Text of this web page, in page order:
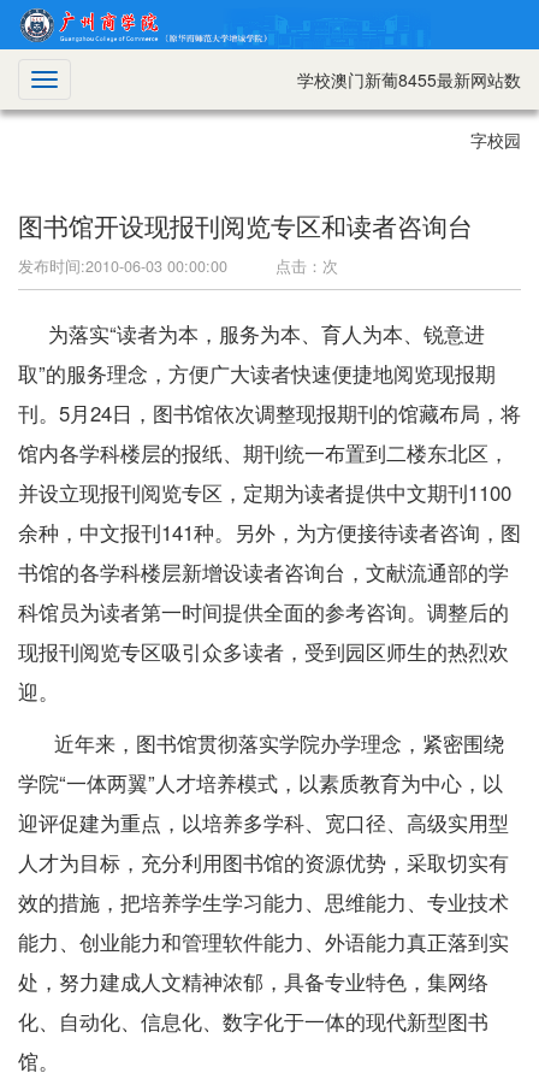
切
换
学校澳门新葡8455最新网站数
字校园
图书馆开设现报刊阅览专区和读者咨询台
发布时间:2010-06-03 00:00:00 点击： 次
为落实“读者为本，服务为本、育人为本、锐意进
取”的服务理念，方便广大读者快速便捷地阅览现报期
刊。5月24日，图书馆依次调整现报期刊的馆藏布局，将
馆内各学科楼层的报纸、期刊统一布置到二楼东北区，
并设立现报刊阅览专区，定期为读者提供中文期刊1100
余种，中文报刊141种。另外，为方便接待读者咨询，图
书馆的各学科楼层新增设读者咨询台，文献流通部的学
科馆员为读者第一时间提供全面的参考咨询。调整后的
现报刊阅览专区吸引众多读者，受到园区师生的热烈欢
迎。
近年来，图书馆贯彻落实学院办学理念，紧密围绕
学院“一体两翼”人才培养模式，以素质教育为中心，以
迎评促建为重点，以培养多学科、宽口径、高级实用型
人才为目标，充分利用图书馆的资源优势，采取切实有
效的措施，把培养学生学习能力、思维能力、专业技术
能力、创业能力和管理软件能力、外语能力真正落到实
处，努力建成人文精神浓郁，具备专业特色，集网络
化、自动化、信息化、数字化于一体的现代新型图书
馆。